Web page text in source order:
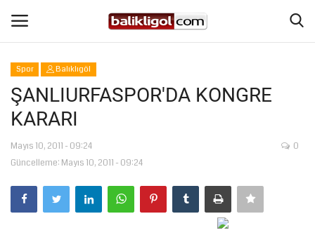
Giriş Yap
Anasayfa
Köşe Yazıları
Magazin
Spor Balıklıgöl
ŞANLIURFASPOR'DA KONGRE
KARARI
Mayıs 10, 2011 - 09:24
Güncelleme: Mayıs 10, 2011 - 09:24
0